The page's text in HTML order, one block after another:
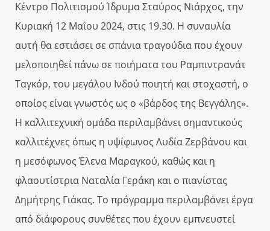
Κέντρο Πολιτισμού Ίδρυμα Σταύρος Νιάρχος, την
Κυριακή 12 Μαΐου 2024, στις 19.30. Η συναυλία
αυτή θα εστιάσει σε σπάνια τραγούδια που έχουν
μελοποιηθεί πάνω σε ποιήματα του Ραμπιντρανάτ
Ταγκόρ, του μεγάλου Ινδού ποιητή και στοχαστή, ο
οποίος είναι γνωστός ως ο «βάρδος της Βεγγάλης».
Η καλλιτεχνική ομάδα περιλαμβάνει σημαντικούς
καλλιτέχνες όπως η υψίφωνος Λυδία Ζερβάνου και
η μεσόφωνος Έλενα Μαραγκού, καθώς και η
φλαουτίστρια Ναταλία Γεράκη και ο πιανίστας
Δημήτρης Γιάκας. Το πρόγραμμα περιλαμβάνει έργα
από διάφορους συνθέτες που έχουν εμπνευστεί